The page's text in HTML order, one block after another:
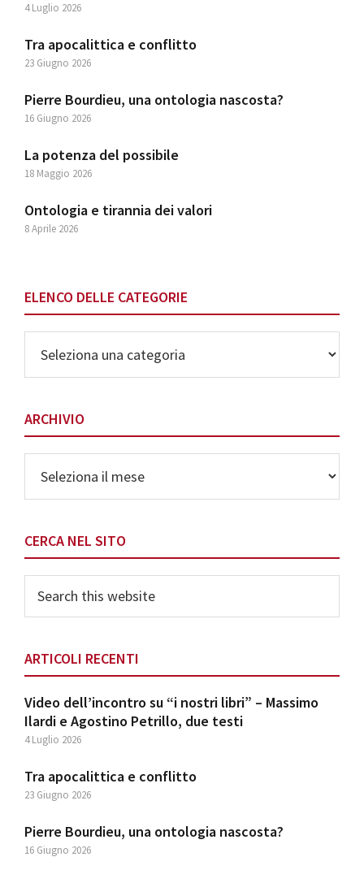
4 Luglio 2026
Tra apocalittica e conflitto
23 Giugno 2026
Pierre Bourdieu, una ontologia nascosta?
16 Giugno 2026
La potenza del possibile
18 Maggio 2026
Ontologia e tirannia dei valori
8 Aprile 2026
ELENCO DELLE CATEGORIE
delle
Categorie
ARCHIVIO
CERCA NEL SITO
this
ARTICOLI RECENTI
Video dell’incontro su “i nostri libri” – Massimo
Ilardi e Agostino Petrillo, due testi
4 Luglio 2026
Tra apocalittica e conflitto
23 Giugno 2026
Pierre Bourdieu, una ontologia nascosta?
16 Giugno 2026